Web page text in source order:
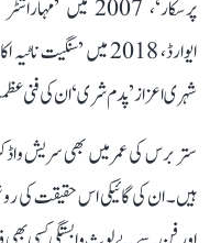
شہری اعزاز ’پدم شری‘ ان کی فنی
ستر برس کی عمر میں بھی سریش
ہیں۔ ان کی گائیکی اس حقیقت کی